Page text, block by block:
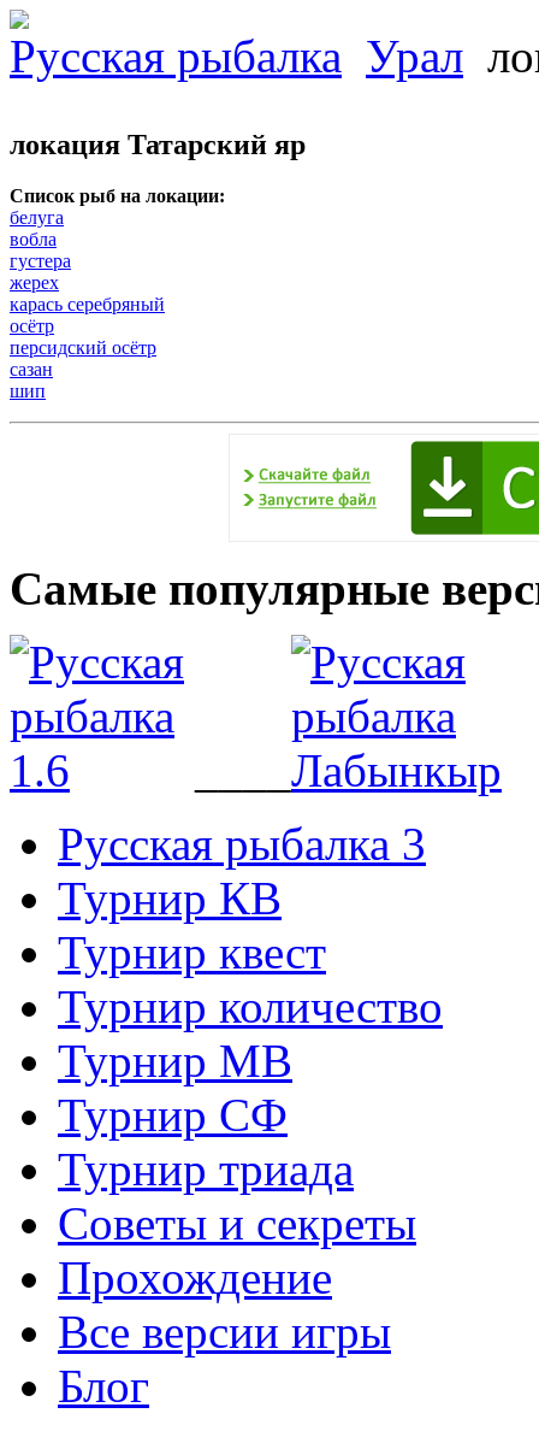
Русская рыбалка Урал
локация Татарский яр
Список рыб на локации:
белуга
вобла
густера
жерех
карась серебряный
осётр
персидский осётр
сазан
шип
Самые популярные
Русская рыбалка 3
Турнир КВ
Турнир квест
Турнир количество
Турнир МВ
Турнир СФ
Турнир триада
Советы и секреты
Прохождение
Все версии игры
Блог